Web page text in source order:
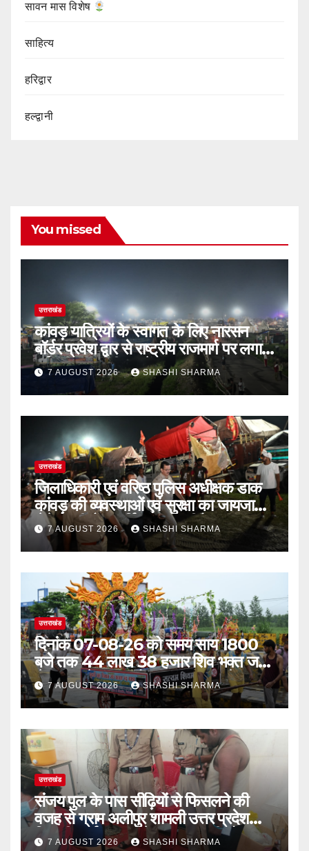
सावन मास विशेष
साहित्य
हरिद्वार
हल्द्वानी
You missed
उत्तराखंड
कांवड़ यात्रियों के स्वागत के लिए नारसन
बॉर्डर प्रवेश द्वार से राष्ट्रीय राजमार्ग पर लगाई
गई रंगीन एलईडी लाइटें
7 AUGUST 2026 SHASHI SHARMA
उत्तराखंड
जिलाधिकारी एवं वरिष्ठ पुलिस अधीक्षक डाक
कांवड़ की व्यवस्थाओं एवं सुरक्षा का जायजा
लेने बैरागी कैंप पार्किंग स्थल जीरो ग्राउंड पर
देर रात्रि पहुंचे
7 AUGUST 2026 SHASHI SHARMA
उत्तराखंड
दिनांक 07-08-26 को समय साय 1800
बजे तक 44 लाख 38 हजार शिव भक्त जल
लेकर अपने गंतव्य को प्रस्थान कर चुके
7 AUGUST 2026 SHASHI SHARMA
उत्तराखंड
संजय पुल के पास सीढ़ियों से फिसलने की
वजह से ग्राम अलीपुर शामली उत्तर प्रदेश
निवासी आर्यन कुमार के सर पर गहरी चोट आ
7 AUGUST 2026 SHASHI SHARMA